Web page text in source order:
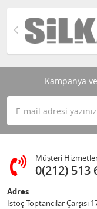
Kampanya
Müşteri
0(212) 513
Adres
İstoç Toptancılar Çarşısı